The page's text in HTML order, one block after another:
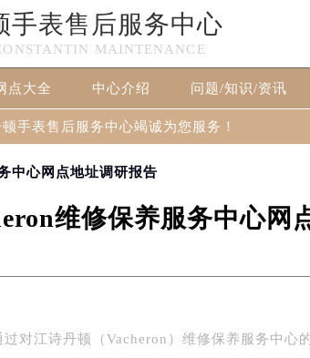
手表售后服务中心
MAINTENANCE
点大全 中心介绍 问题/知识/资讯
手表售后服务中心竭诚为您服务！
中心网点地址调研报告
维修保养服务中心网
对江诗丹顿（Vacheron）维修保养服务中心